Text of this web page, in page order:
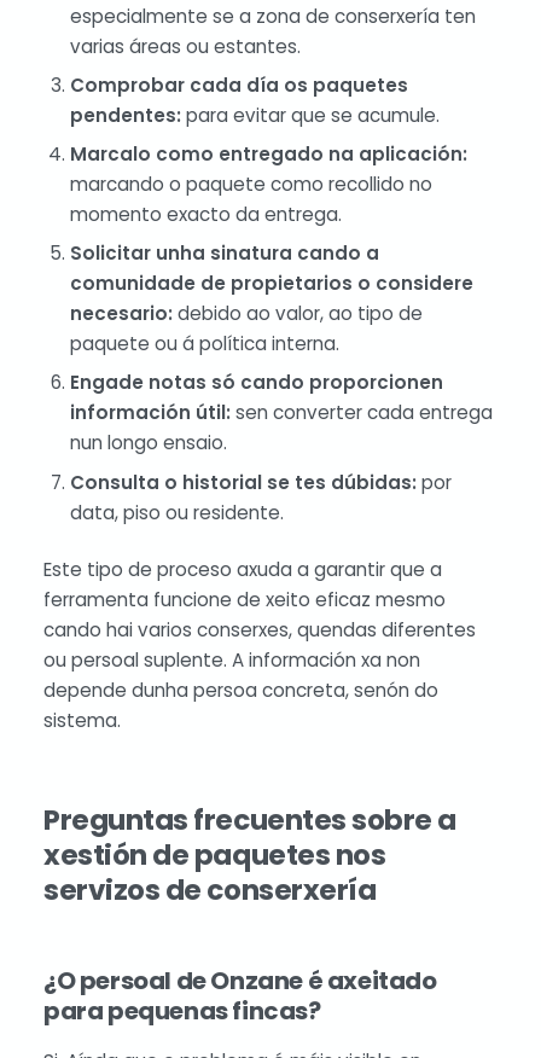
especialmente se a zona de conserxería ten
varias áreas ou estantes.
Comprobar cada día os paquetes
pendentes:para evitar que se acumule.
Marcalo como entregado na aplicación:
marcando o paquete como recollido no
momento exacto da entrega.
Solicitar unha sinatura cando a
comunidade de propietarios o considere
necesario:debido ao valor, ao tipo de
paquete ou á política interna.
Engade notas só cando proporcionen
información útil:sen converter cada entrega
nun longo ensaio.
Consulta o historial se tes dúbidas:por
data, piso ou residente.
Este tipo de proceso axuda a garantir que a
ferramenta funcione de xeito eficaz mesmo
cando hai varios conserxes, quendas diferentes
ou persoal suplente. A información xa non
depende dunha persoa concreta, senón do
sistema.
Preguntas frecuentes sobre a
xestión de paquetes nos
servizos de conserxería
¿O persoal de Onzane é axeitado
para pequenas fincas?